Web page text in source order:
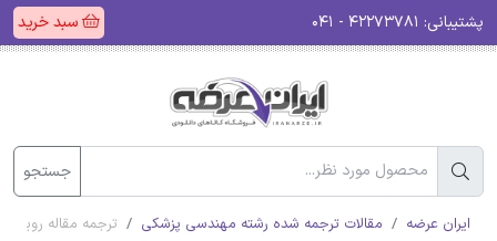
پشتیبانی: سبد خرید
جستجو
ایران عرضه مقالات ترجمه شده رشته مهندسی پزشکی ترجمه مقاله